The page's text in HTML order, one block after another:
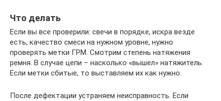
Что делать
Если вы все проверили: свечи в порядке, искра везде
есть, качество смеси на нужном уровне, нужно
проверять метки ГРМ. Смотрим степень натяжения
ремня. В случае цепи – насколько «вышел» натяжитель.
Если метки сбитые, то выставляем их как нужно.
После дефектации устраняем неисправность. Если